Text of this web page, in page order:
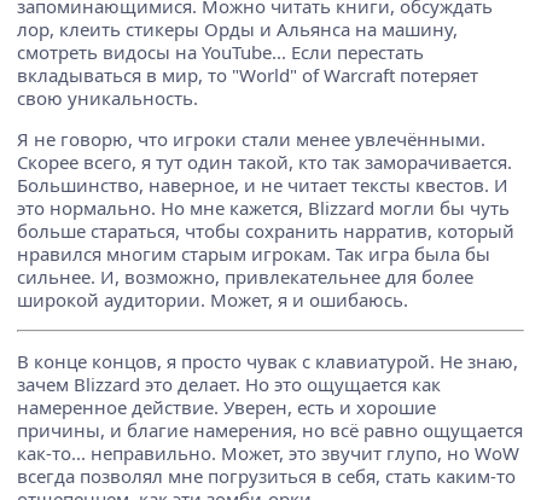
запоминающимися. Можно читать книги, обсуждать
лор, клеить стикеры Орды и Альянса на машину,
смотреть видосы на YouTube... Если перестать
вкладываться в мир, то "World" of Warcraft потеряет
свою уникальность.
Я не говорю, что игроки стали менее увлечёнными.
Скорее всего, я тут один такой, кто так заморачивается.
Большинство, наверное, и не читает тексты квестов. И
это нормально. Но мне кажется, Blizzard могли бы чуть
больше стараться, чтобы сохранить нарратив, который
нравился многим старым игрокам. Так игра была бы
сильнее. И, возможно, привлекательнее для более
широкой аудитории. Может, я и ошибаюсь.
В конце концов, я просто чувак с клавиатурой. Не знаю,
зачем Blizzard это делает. Но это ощущается как
намеренное действие. Уверен, есть и хорошие
причины, и благие намерения, но всё равно ощущается
как-то... неправильно. Может, это звучит глупо, но WoW
всегда позволял мне погрузиться в себя, стать каким-то